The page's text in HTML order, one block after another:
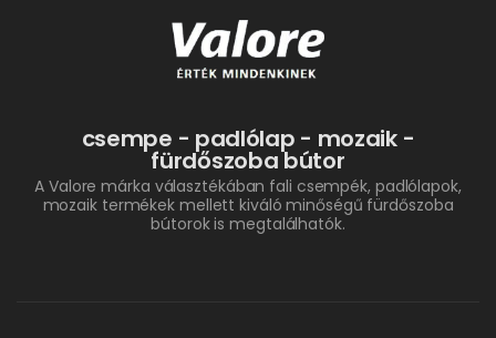
csempe - padlólap - mozaik -
fürdőszoba bútor
A Valore márka választékában fali csempék, padlólapok,
mozaik termékek mellett kiváló minőségű fürdőszoba
bútorok is megtalálhatók.